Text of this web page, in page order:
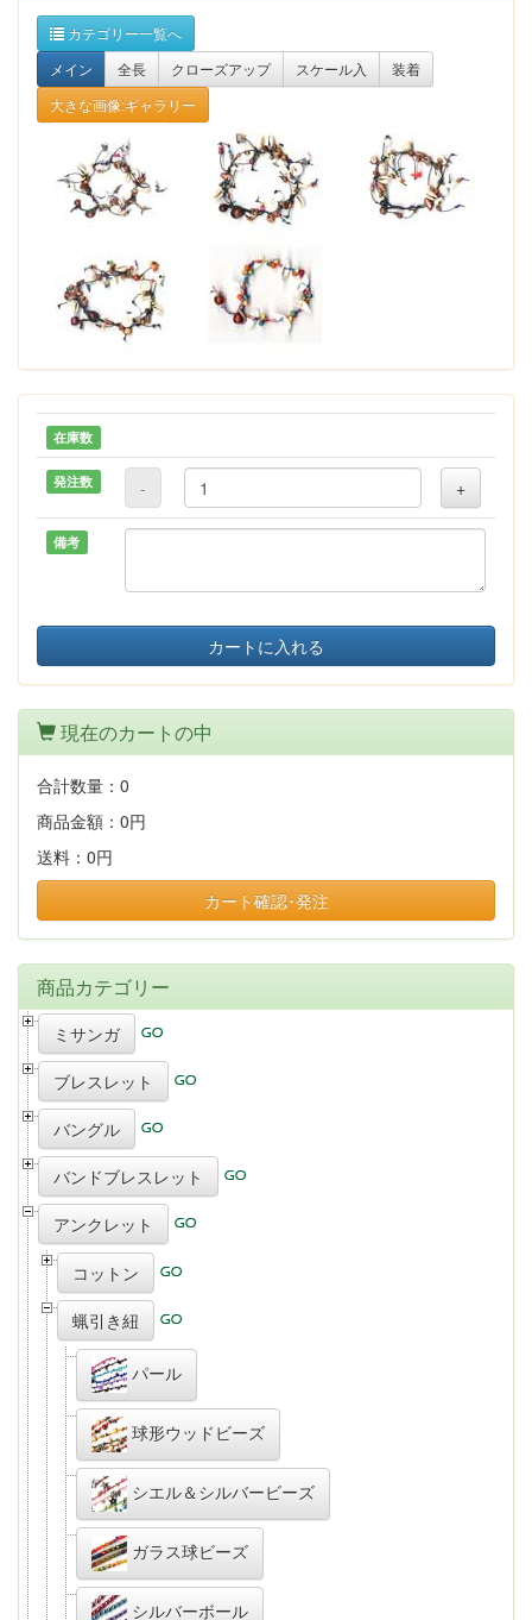
カテゴリー一覧へ
メイン
全長 クローズアップ スケール入
装着
大きな画像:ギャラリー
在庫数
発注数 - +
備考
カートに入れる
現在のカートの中
合計数量： 0
商品金額： 0円
送料： 0円
カート確認･発注
商品カテゴリー
ミサンガ
ブレスレット
バングル
バンドブレスレット
アンクレット
コットン
蝋引き紐
パール
球形ウッドビーズ
シエル＆シルバービーズ
ガラス球ビーズ
シルバーボール